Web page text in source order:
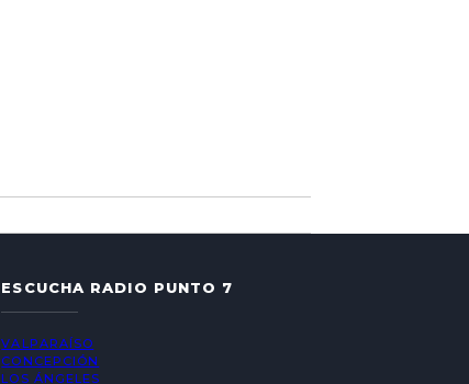
ESCUCHA RADIO PUNTO 7
VALPARAÍSO
CONCEPCIÓN
LOS ÁNGELES